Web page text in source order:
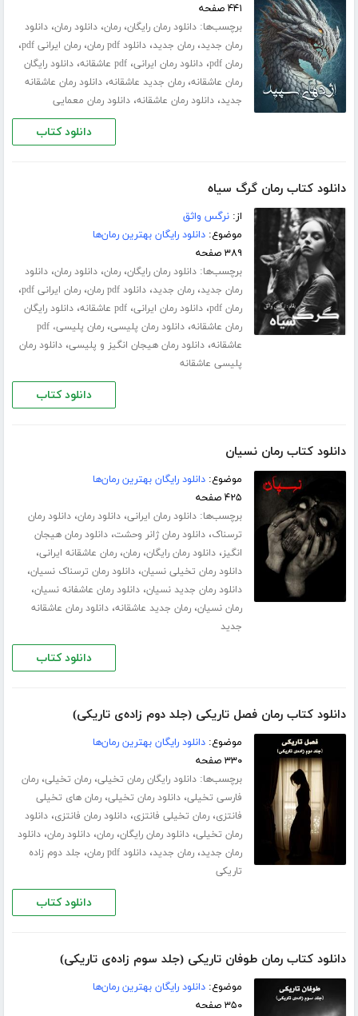
۴۴۱ صفحه
برچسب‌ها:دانلود رمان رایگان،رمان،دانلود رمان،دانلود
رمان جدید،رمان جدید،دانلود pdf رمان ،رمان ایرانی pdf ،
رمان pdf ،دانلود رمان ایرانی،pdf عاشقانه ،دانلود رایگان
رمان عاشقانه،رمان جدید عاشقانه،دانلود رمان عاشقانه
جدید،دانلود رمان عاشقانه،دانلود رمان معمایی
دانلود کتاب
دانلود کتاب رمان گرگ سیاه
از:نرگس واثق
موضوع:دانلود رایگان بهترین رمان‌ها
۳۸۹ صفحه
برچسب‌ها:دانلود رمان رایگان،رمان،دانلود رمان،دانلود
رمان جدید،رمان جدید،دانلود pdf رمان ،رمان ایرانی pdf ،
رمان pdf ،دانلود رمان ایرانی،pdf عاشقانه ،دانلود رایگان
رمان عاشقانه،دانلود رمان پلیسی،
رمان پلیسی، pdf
عاشقانه،دانلود رمان هیجان انگیز و پلیسی،دانلود رمان
پلیسی عاشقانه
دانلود کتاب
دانلود کتاب رمان نسیان
موضوع:دانلود رایگان بهترین رمان‌ها
۴۲۵ صفحه
برچسب‌ها:دانلود رمان ایرانی،دانلود رمان،دانلود رمان
ترسناک،دانلود رمان ژانر وحشت،دانلود رمان هیجان
انگیز،دانلود رمان رایگان،رمان،رمان عاشقانه ایرانی،
دانلود رمان تخیلی نسیان،دانلود رمان ترسناک نسیان،
دانلود رمان جدید نسیان،دانلود رمان عاشفانه نسیان،
رمان نسیان،رمان جدید عاشقانه،دانلود رمان عاشقانه
جدید
دانلود کتاب
دانلود کتاب رمان فصل تاریکی (جلد دوم زاده‌ی تاریکی)
موضوع:دانلود رایگان بهترین رمان‌ها
۳۳۰ صفحه
برچسب‌ها:دانلود رایگان رمان تخیلی،رمان تخیلی،رمان
فارسی تخیلی،دانلود رمان تخیلی،رمان های تخیلی
فانتزی،رمان تخیلی فانتزی،دانلود رمان فانتزی،دانلود
رمان تخیلی،دانلود رمان رایگان،رمان،دانلود رمان،دانلود
رمان جدید،رمان جدید،دانلود pdf رمان ، جلد دوم زاده
تاریکی
دانلود کتاب
دانلود کتاب رمان طوفان تاریکی (جلد سوم زاده‌ی تاریکی)
موضوع:دانلود رایگان بهترین رمان‌ها
۳۵۰ صفحه